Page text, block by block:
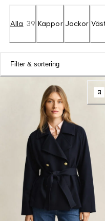
Alla 39 Kappor Jackor
Filter & sortering